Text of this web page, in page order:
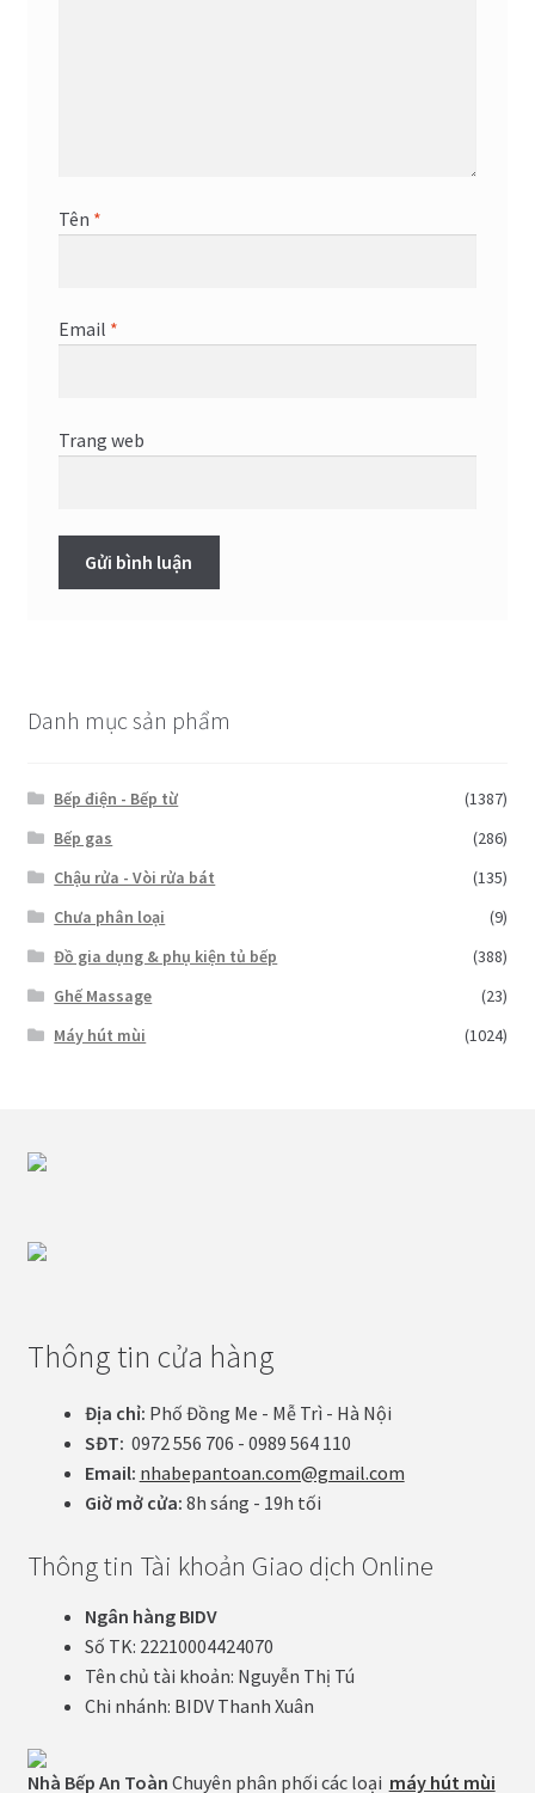
Tên *
Email *
Trang web
Danh mục sản phẩm
Bếp điện - Bếp từ
(1387)
Bếp gas
(286)
Chậu rửa - Vòi rửa bát
(135)
Chưa phân loại
(9)
Đồ gia dụng & phụ kiện tủ bếp
(388)
Ghế Massage
(23)
Máy hút mùi
(1024)
Thông tin cửa hàng
Địa chỉ: Phố Đồng Me - Mễ Trì - Hà Nội
SĐT: 0972 556 706 - 0989 564 110
Email: nhabepantoan.com@gmail.com
Giờ mở cửa: 8h sáng - 19h tối
Thông tin Tài khoản Giao dịch Online
Ngân hàng BIDV
Số TK: 22210004424070
Tên chủ tài khoản: Nguyễn Thị Tú
Chi nhánh: BIDV Thanh Xuân
Nhà Bếp An Toàn Chuyên phân phối các loại máy hút mùi